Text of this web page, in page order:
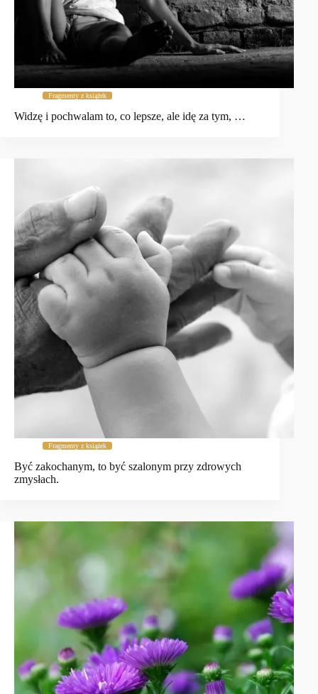
Fragmenty z książek
Widzę i pochwalam to, co lepsze, ale idę za tym, …
Fragmenty z książek
Być zakochanym, to być szalonym przy zdrowych
zmysłach.